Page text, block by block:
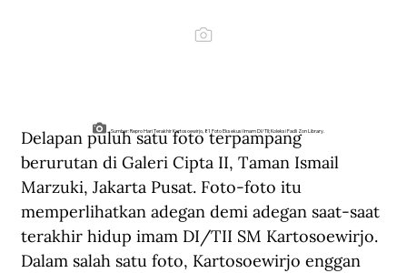
Sumber: Repro Hari Terakhir Kartosoewirjo, 81 Foto Eksekusi Imam DI/TII; Koleksi Fadli Zon Library.
Delapan puluh satu foto terpampang
berurutan di Galeri Cipta II, Taman Ismail
Marzuki, Jakarta Pusat. Foto-foto itu
memperlihatkan adegan demi adegan saat-saat
terakhir hidup imam DI/TII SM Kartosoewirjo.
Dalam salah satu foto, Kartosoewirjo enggan